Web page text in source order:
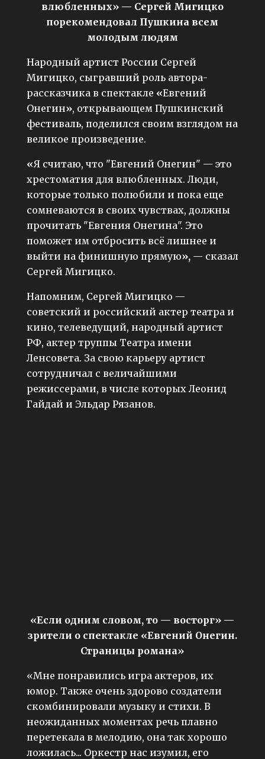
влюбленных» — Сергей Мигицко
порекомендовал Пушкина всем
молодым людям
Народный артист России Сергей
Мигицко, сыгравший роль автора-
рассказчика в спектакле «Евгений
Онегин», открывающем Пушкинский
фестиваль, поделился своим взглядом на
великое произведение.
«Я считаю, что "Евгений Онегин" — это
хрестоматия для влюбленных. Люди,
которые только полюбили и пока еще
сомневаются в своих чувствах, должны
прочитать "Евгения Онегина". Это
поможет им отбросить всё лишнее и
выйти на финишную прямую», — сказал
Сергей Мигицко.
Напомним, Сергей Мигицко —
советский и российский актер театра и
кино, телеведущий, народный артист
РФ, актер труппы Театра имени
Ленсовета. За свою карьеру артист
сотрудничал с величайшими
режиссерами, в числе которых Леонид
Гайдай и Эльдар Рязанов.
«Если одним словом, то — восторг» —
зрители о спектакле «Евгений Онегин.
Страницы романа»
«Мне понравились игра актеров, их
юмор. Также очень здорово создатели
скомбинировали музыку и стихи. В
неожиданных моментах речь плавно
перетекала в мелодию, она так хорошо
ложилась... Оркестр нас изумил, его